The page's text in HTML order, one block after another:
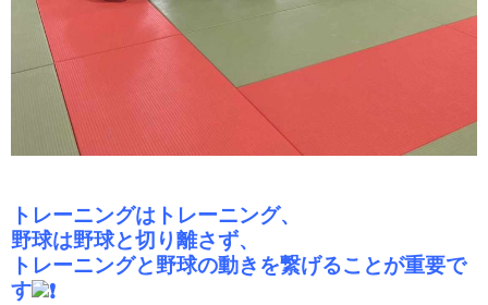
トレーニングはトレーニング、
野球は野球と切り離さず、
トレーニングと野球の動きを繋げることが重要で
す